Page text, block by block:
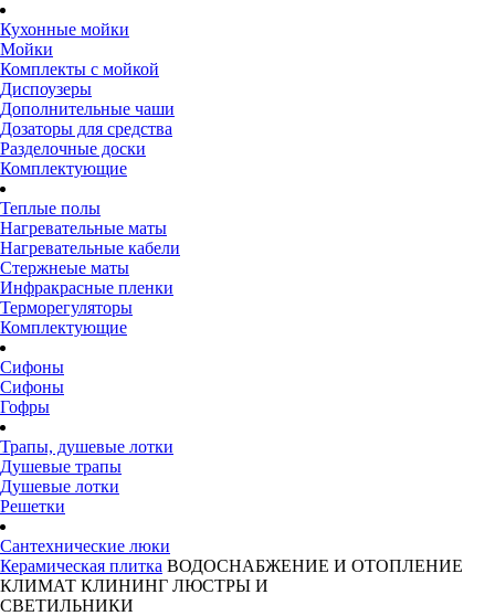
Кухонные мойки
Мойки
Комплекты с мойкой
Диспоузеры
Дополнительные чаши
Дозаторы для средства
Разделочные доски
Комплектующие
Теплые полы
Нагревательные маты
Нагревательные кабели
Стержнеые маты
Инфракрасные пленки
Терморегуляторы
Комплектующие
Сифоны
Сифоны
Гофры
Трапы, душевые лотки
Душевые трапы
Душевые лотки
Решетки
Сантехнические люки
Керамическая плитка ВОДОСНАБЖЕНИЕ И ОТОПЛЕНИЕ
КЛИМАТ КЛИНИНГ ЛЮСТРЫ И
СВЕТИЛЬНИКИ